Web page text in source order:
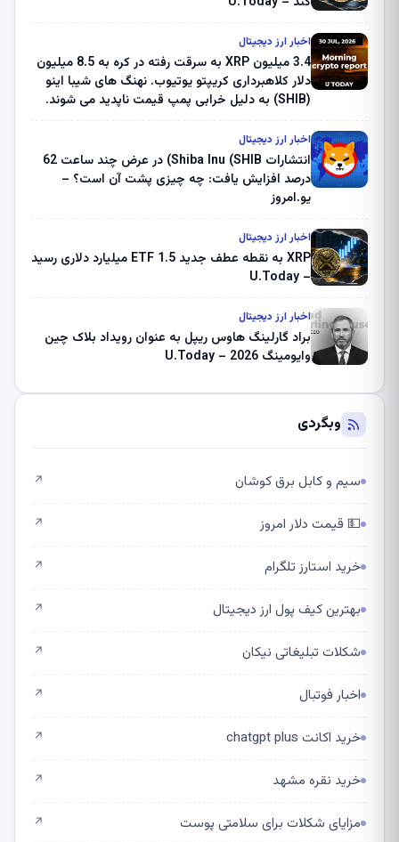
اخبار ارز دیجیتال
3.4 میلیون XRP به سرقت رفته در کره به 8.5 میلیون
دلار کلاهبرداری کریپتو یوتیوب. نهنگ های شیبا اینو
(SHIB) به دلیل خرابی پمپ قیمت ناپدید می شوند.
ثبت کرد – گزارش کریپتو صبح – U.Today
اخبار ارز دیجیتال
انتشارات Shiba Inu (SHIB) در عرض چند ساعت 62
درصد افزایش یافت: چه چیزی پشت آن است؟ –
یو.امروز
اخبار ارز دیجیتال
XRP به نقطه عطف جدید ETF 1.5 میلیارد دلاری رسید
– U.Today
اخبار ارز دیجیتال
براد گارلینگ هاوس ریپل به عنوان رویداد بلاک چین
وایومینگ 2026 – U.Today
وبگردی
سیم و کابل برق کوشان ↗
💵 قیمت دلار امروز ↗
خرید استارز تلگرام ↗
بهترین کیف پول ارز دیجیتال ↗
شکلات تبلیغاتی نیکان ↗
اخبار فوتبال ↗
خرید اکانت chatgpt plus ↗
خرید نقره مشهد ↗
مزایای شکلات برای سلامتی پوست ↗